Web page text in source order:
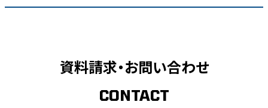
資料請求・お問い合わせ
CONTACT